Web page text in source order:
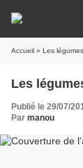
Accueil » Les
Les
Publié le 29/07/
Par manou